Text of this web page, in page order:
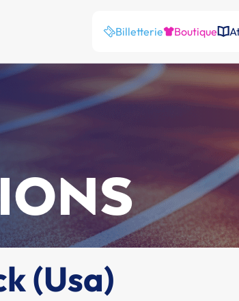
Billetterie Boutique
(Usa)